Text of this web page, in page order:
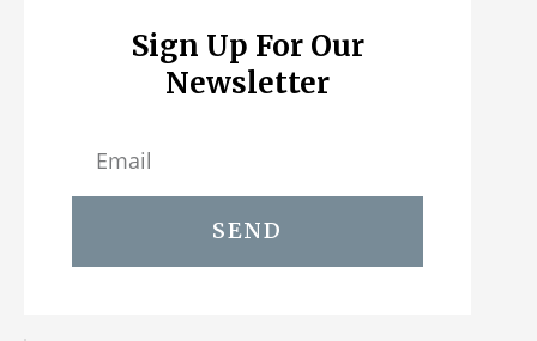
Sign Up For Our
Newsletter
SEND